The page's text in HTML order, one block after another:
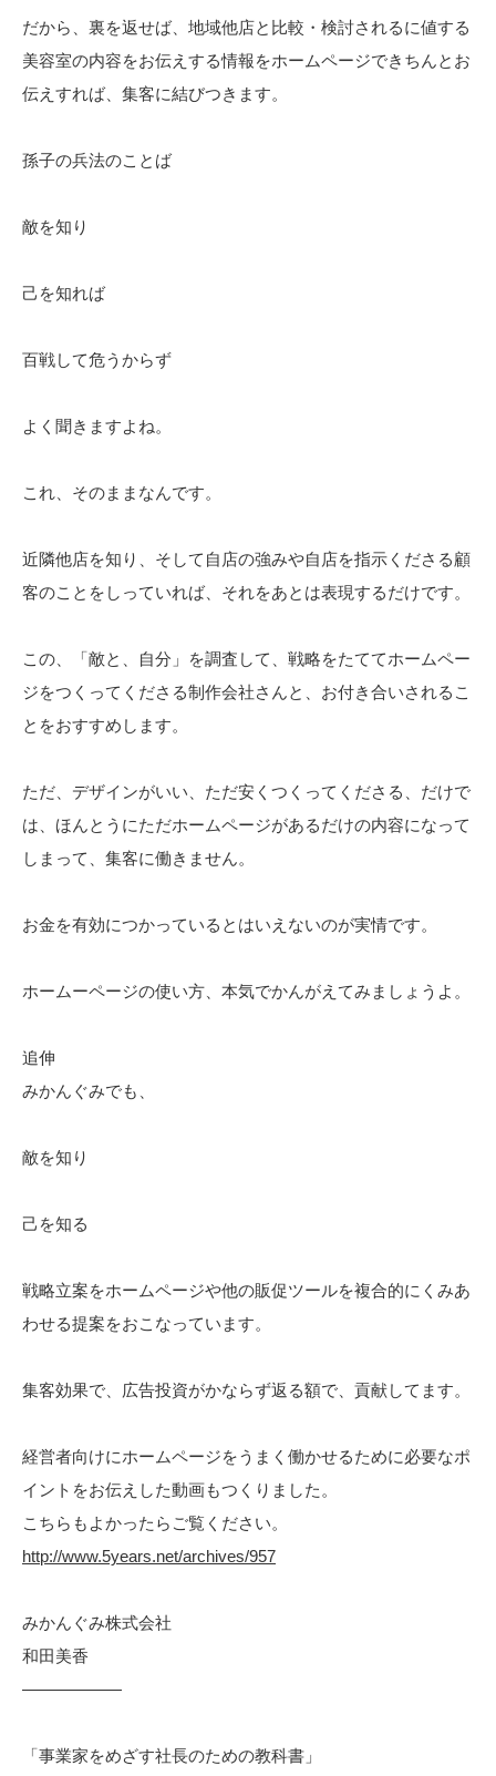
だから、裏を返せば、地域他店と比較・検討されるに値する
美容室の内容をお伝えする情報をホームページできちんとお
伝えすれば、集客に結びつきます。
孫子の兵法のことば
敵を知り
己を知れば
百戦して危うからず
よく聞きますよね。
これ、そのままなんです。
近隣他店を知り、そして自店の強みや自店を指示くださる顧
客のことをしっていれば、それをあとは表現するだけです。
この、「敵と、自分」を調査して、戦略をたててホームペー
ジをつくってくださる制作会社さんと、お付き合いされるこ
とをおすすめします。
ただ、デザインがいい、ただ安くつくってくださる、だけで
は、ほんとうにただホームページがあるだけの内容になって
しまって、集客に働きません。
お金を有効につかっているとはいえないのが実情です。
ホームーページの使い方、本気でかんがえてみましょうよ。
追伸
みかんぐみでも、
敵を知り
己を知る
戦略立案をホームページや他の販促ツールを複合的にくみあ
わせる提案をおこなっています。
集客効果で、広告投資がかならず返る額で、貢献してます。
経営者向けにホームページをうまく働かせるために必要なポ
イントをお伝えした動画もつくりました。
こちらもよかったらご覧ください。
http://www.5years.net/archives/957
みかんぐみ株式会社
和田美香
——————
「事業家をめざす社長のための教科書」